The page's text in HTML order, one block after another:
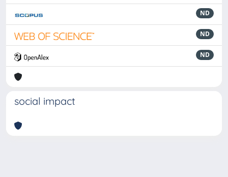
ND
ND
ND
social impact